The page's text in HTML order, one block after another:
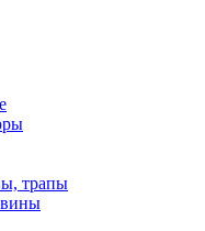
трапы